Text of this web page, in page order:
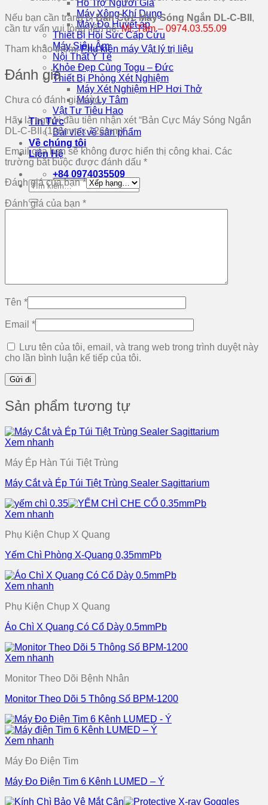
Hỗ Trợ Người Già
Máy Xông Khí Dung
Máy Đo Huyết áp
Thiết Bị Hồi Sức Cấp Cứu
Máy Siêu Âm
Nội Thất Y Tế
Khỏe Đẹp Cùng Togu – Đức
Thiết Bị Phòng Xét Nghiệm
Máy Xét Nghiệm HP Hơi Thở
Máy Ly Tâm
Vật Tư Tiêu Hao
Tin Tức
Bài viết về sản phẩm
Về chúng tôi
Liên Hệ
+84 0974035509
Tìm
kiếm:
Nếu bạn cần trang bịBản Cực Máy Sóng Ngắn DL-C-BII ,
cần tư vấn vui lòng liên hệ:Mr. Tâm – 0974.03.55.09
Tham khảo thêm:Phụ kiện máy Vật lý trị liệu
Đánh giá
Chưa có đánh giá nào.
Hãy là người đầu tiên nhận xét “Bản Cực Máy Sóng Ngắn
DL-C-BII (196mm x 126mm)”
Email của bạn sẽ không được hiển thị công khai. Các
trường bắt buộc được đánh dấu *
Đánh giá của bạn*
Đánh giá của bạn *
Tên *
Email *
Lưu tên của tôi, email, và trang web trong trình duyệt này
cho lần bình luận kế tiếp của tôi.
Sản phẩm tương tự
Xem nhanh
Máy Ép Hàn Túi Tiệt Trùng
Máy Cắt và Ép Túi Tiệt Trùng Sealer Sagittarium
Xem nhanh
Phụ Kiện Chụp X Quang
Yếm Chì Phòng X-Quang 0,35mmPb
Xem nhanh
Phụ Kiện Chụp X Quang
Áo Chì X Quang Có Cổ Dày 0.5mmPb
Xem nhanh
Monitor Theo Dõi Bệnh Nhân
Monitor Theo Dõi 5 Thông Số BPM-1200
Xem nhanh
Máy Đo Điện Tim
Máy Đo Điện Tim 6 Kênh LUMED – Ý